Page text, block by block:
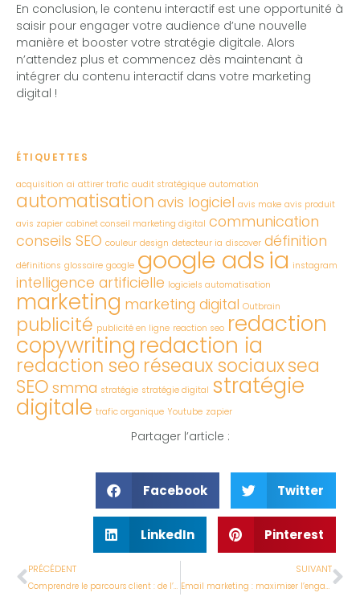
En conclusion, le contenu interactif est une opportunité à
saisir pour engager votre audience d’une nouvelle
manière et booster votre stratégie digitale. Alors
n’attendez plus et commencez dès maintenant à
intégrer du contenu interactif dans votre marketing
digital !
ÉTIQUETTES
acquisition ai attirer trafic audit stratégique automation
automatisation avis logiciel avis make avis produit
avis zapier cabinet conseil marketing digital communication
conseils SEO couleur design detecteur ia discover définition
définitions glossaire google google adsia instagram
intelligence artificielle logiciels automatisation
marketing marketing digital Outbrain
publicité publicité en ligne reaction seo redaction
copywriting redaction ia
redaction seo réseaux sociauxsea
SEO smma stratégie stratégie digital stratégie
digitale trafic organique Youtube zapier
Partager l’article :
Facebook Twitter
LinkedIn Pinterest
PRÉCÉDENT
Comprendre le parcours client : de l’attraction à la fidélisation
SUIVANT
Email marketing : maximiser l’engagement sans spammer